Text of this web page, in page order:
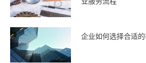
企业如何选择合适